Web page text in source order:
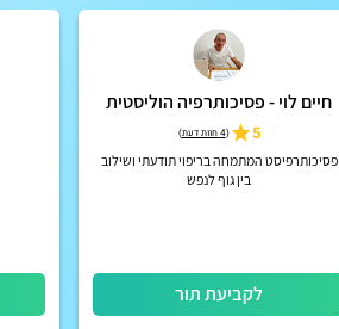
חיים לוי - פסיכותרפיה הוליסטית
5
(4 חוות דעת )
פסיכותרפיסט המתמחה בריפוי תודעתי ושילוב
בין גוף לנפש
לקביעת תור